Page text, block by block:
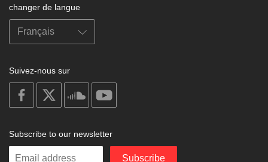
changer de langue
Suivez-nous sur
on
facebook
soundcloud
Subscribe to our newsletter
Enter
Subscribe